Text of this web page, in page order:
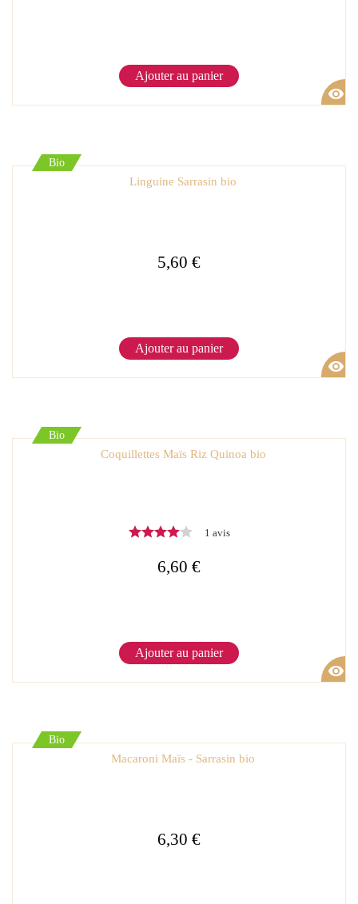
Ajouter au panier
visibility
Bio
Linguine Sarrasin bio
5,60 €
Ajouter au panier
visibility
Bio
Coquillettes Maïs Riz Quinoa bio
1 avis
6,60 €
Ajouter au panier
visibility
Bio
Macaroni Maïs - Sarrasin bio
6,30 €